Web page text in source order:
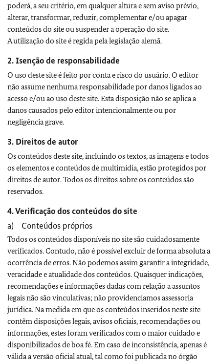
poderá, a seu critério, em qualquer altura e sem aviso prévio,
alterar, transformar, reduzir, complementar e/ou apagar
conteúdos do site ou suspender a operação do site.
A utilização do site é regida pela legislação alemã.
2. Isenção de responsabilidade
O uso deste site é feito por conta e risco do usuário. O editor
não assume nenhuma responsabilidade por danos ligados ao
acesso e/ou ao uso deste site. Esta disposição não se aplica a
danos causados pelo editor intencionalmente ou por
negligência grave.
3. Direitos de autor
Os conteúdos deste site, incluindo os textos, as imagens e todos
os elementos e conteúdos de multimídia, estão protegidos por
direitos de autor. Todos os direitos sobre os conteúdos são
reservados.
4. Verificação dos conteúdos do site
a) Conteúdos próprios
Todos os conteúdos disponíveis no site são cuidadosamente
verificados. Contudo, não é possível excluir de forma absoluta a
ocorrência de erros. Não podemos assim garantir a integridade,
veracidade e atualidade dos conteúdos. Quaisquer indicações,
recomendações e informações dadas com relação a assuntos
legais não são vinculativas; não providenciamos assessoria
jurídica. Na medida em que os conteúdos inseridos neste site
contêm disposições legais, avisos oficiais, recomendações ou
informações, estes foram verificados com o maior cuidado e
disponibilizados de boa fé. Em caso de inconsistência, apenas é
válida a versão oficial atual, tal como foi publicada no órgão